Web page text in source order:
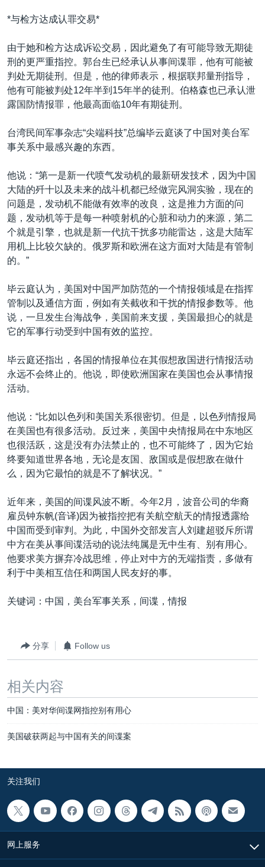
关注新疆
GEN Z 看美国
*与检方达成认罪交易*
由于她和检方达成诉讼交易，因此避免了有可能导致无期徒
刑的更严重指控。郭台生已经承认从事间谍罪，他有可能被
判处无期徒刑。但是，他的律师表示，根据联邦量刑指导，
他有可能被判处12年半到15年半的徒刑。伯格森也已承认泄
露国防情报罪，他最高面临10年有期徒刑。
台湾民间军事杂志“尖端科技”总编毕云庭谈了中国对美台军
事关系中最感兴趣的东西。
他说：“第一是新一代喷气发动机的最新研发技术，因为中国
大陆的歼十以及未来的战斗机都已经做完风洞实验，现在的
问题是，发动机不能做有效率的改良，这是推力方面的问
题，发动机等于是每一种喷射机的心脏和动力的来源，第二
个就是引擎，也就是新一代抗干扰多功能雷达，这是大陆军
用机上比较欠缺的。俄罗斯和欧洲在这方面对大陆是有管制
的。”
毕云庭认为，美国对中国严加防范的一个情报领域是在指挥
管制以及通信方面，例如有关截收和干扰的情报参数等。他
说，一旦发生台海战争，美国前来支援，美国最担心的就是
它的军事行动受到中国有效的监控。
毕云庭还指出，各国的情报单位在其假想敌国进行情报活动
永远不会终止的。他说，即使欧洲国家在美国也会从事情报
活动。
他说：“比如以色列和美国关系很密切。但是，以色列情报局
在美国也有很多活动。反过来，美国中央情报局在中东地区
也很活跃，这是没有办法禁止的，也不可能终了，因为它始
终要知道世界各地，无论是友国、敌国或是假想敌在做什
么，因为它最怕的就是不了解状况。”
近年来，美国的间谍风波不断。今年2月，波音公司的华裔
雇员钟东帆(音译)因为被指控把有关航空航天的情报透露给
中国而受到审判。为此，中国外交部发言人刘建超驳斥所谓
中方在美从事间谍活动的说法纯属是无中生有、别有用心。
他要求美方摒弃冷战思维，停止对中方的无端指责，多做有
利于中美相互信任和两国人民友好的事。
关键词：中国，美台军事关系，间谍，情报
分享 Follow us
相关内容
中国：美对华间谍网指控别有用心
美国破获两起与中国有关的间谍案
关注我们
网上服务